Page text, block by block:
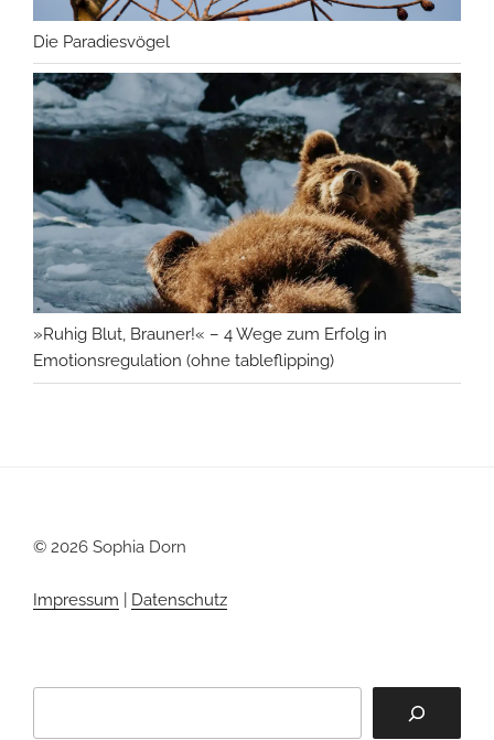
Die Paradiesvögel
»Ruhig Blut, Brauner!« – 4 Wege zum Erfolg in
Emotionsregulation (ohne tableflipping)
© 2026 Sophia Dorn
Impressum Datenschutz